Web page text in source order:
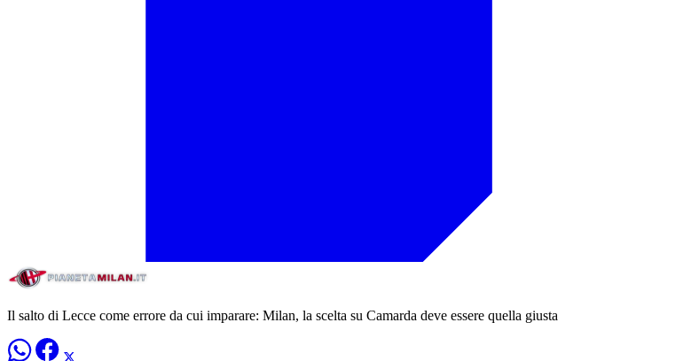
Il salto di Lecce come errore da cui imparare: Milan, la scelta su Camarda deve essere quella giusta